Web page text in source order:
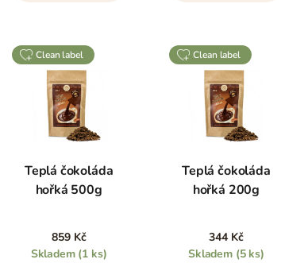
clean label
Teplá čokoláda
hořká 500g
859 Kč
Skladem (1 ks)
clean label
Teplá čokoláda
hořká 200g
344 Kč
Skladem (5 ks)